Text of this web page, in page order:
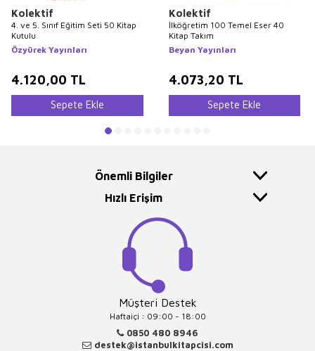
Kolektif
4. ve 5. Sınıf Eğitim Seti 50 Kitap
Kutulu
Özyürek Yayınları
4.120,00 TL
Sepete Ekle
Kolektif
İlköğretim 100 Temel Eser 40
Kitap Takım
Beyan Yayınları
4.073,20 TL
Sepete Ekle
Önemli Bilgiler
Hızlı Erişim
Müşteri Destek
Haftaiçi : 09:00 - 18:00
0850 480 8946
destek@istanbulkitapcisi.com